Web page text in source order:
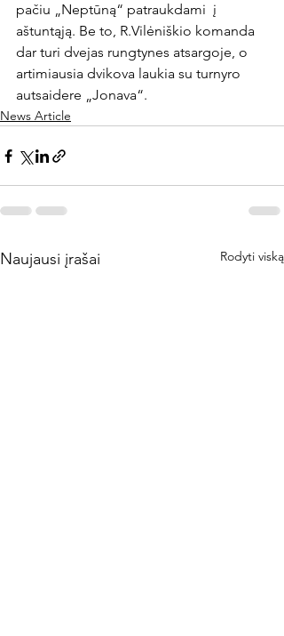
pačiu „Neptūną“ patraukdami  į
aštuntąją. Be to, R.Vilėniškio komanda
dar turi dvejas rungtynes atsargoje, o
artimiausia dvikova laukia su turnyro
autsaidere „Jonava“.
News Article
Naujausi įrašai Rodyti viską